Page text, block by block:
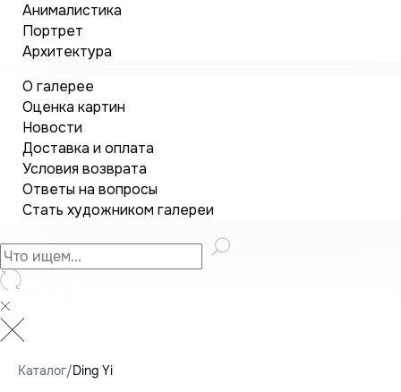
Анималистика
Портрет
Архитектура
О галерее
Оценка картин
Новости
Доставка и оплата
Условия возврата
Ответы на вопросы
Стать художником галереи
Каталог/Ding Yi